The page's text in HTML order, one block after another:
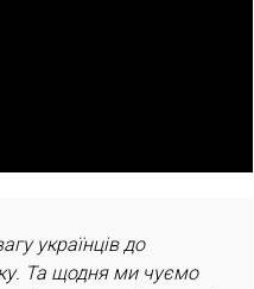
українців до
Та щодня ми чуємо